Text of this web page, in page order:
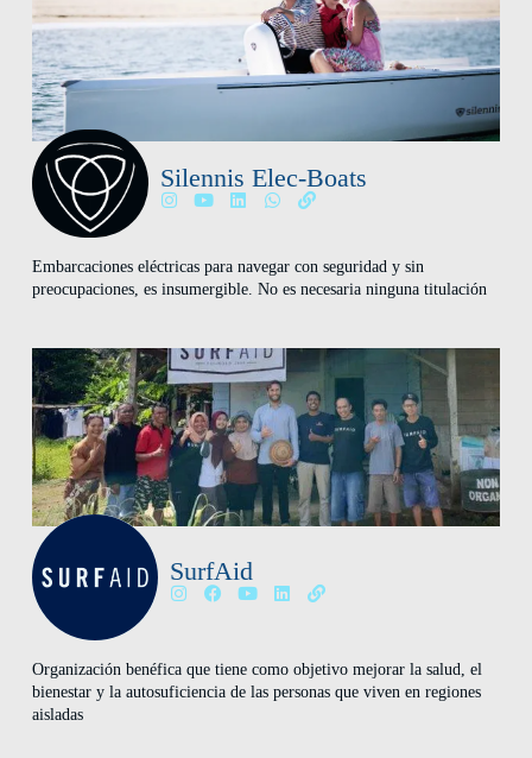
Silennis Elec-Boats
Embarcaciones eléctricas para navegar con seguridad y sin
preocupaciones, es insumergible. No es necesaria ninguna titulación
SurfAid
Organización benéfica que tiene como objetivo mejorar la salud, el
bienestar y la autosuficiencia de las personas que viven en regiones
aisladas